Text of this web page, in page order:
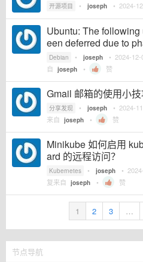
开源项目 • joseph • 2024-
Ubuntu: The
een deferred due to
Debian • joseph • 2024-
自 joseph • 赞
Gmail 邮箱的使用小
分享发现 • joseph • 2024-
来自 joseph • 赞
Minikube 如何启用
ard 的远程访问？
Kubernetes • joseph •
复来自 joseph • 赞
1 2 3 …
节点导航